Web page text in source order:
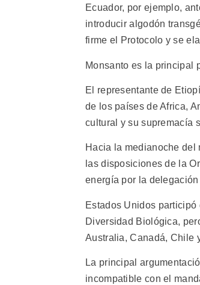
Ecuador, por ejemplo,
introducir algodón
firme el Protocolo y se
Monsanto es la principal
El representante de
de los países de Africa,
cultural y su supremacía
Hacia la medianoche
las disposiciones de la
energía por la
Estados Unidos
Diversidad Biológica,
Australia, Canadá, Chile
La principal
incompatible con el